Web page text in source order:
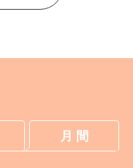
月 間